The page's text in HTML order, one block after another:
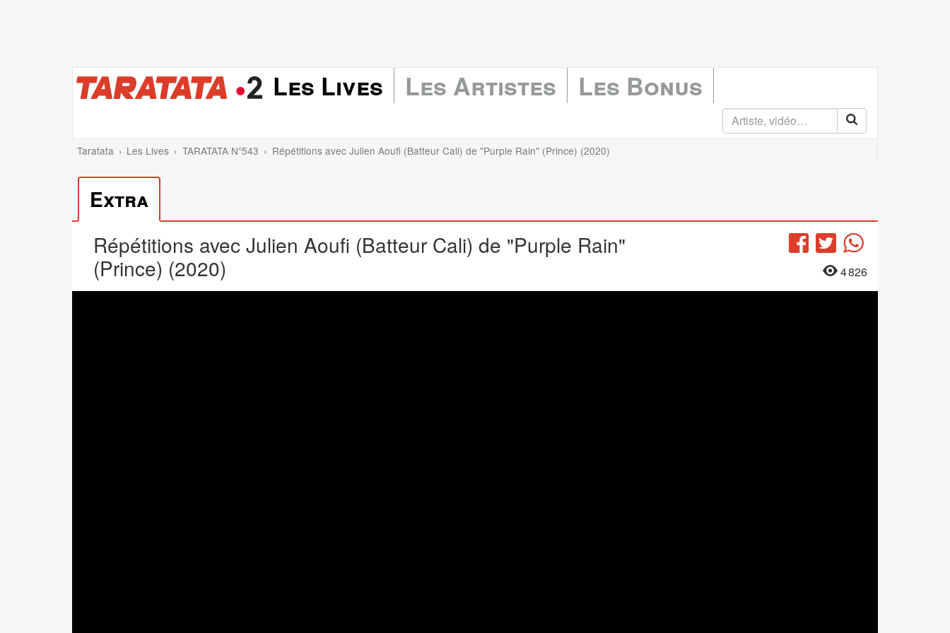
Les Lives Les Artistes Les Bonus
Taratata Les Lives TARATATA N°543 Répétitions avec Julien Aoufi (Batteur Cali) de "Purple Rain" (Prince) (2020)
Extra
Répétitions avec Julien Aoufi (Batteur Cali) de "Purple Rain"
(Prince) (2020)
Facebook
TwitterWhatsApp
4 826